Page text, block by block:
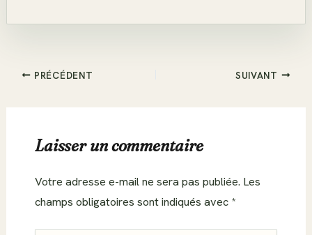
PRÉCÉDENT SUIVANT
Laisser un commentaire
Votre adresse e-mail ne sera pas publiée. Les
champs obligatoires sont indiqués avec *